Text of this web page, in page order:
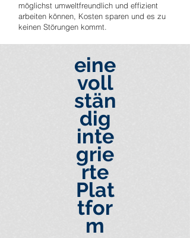
möglichst umweltfreundlich und effizient
arbeiten können, Kosten sparen und es zu
keinen Störungen kommt.
eine
voll
stän
dig
inte
grie
rte
Plat
tfor
m